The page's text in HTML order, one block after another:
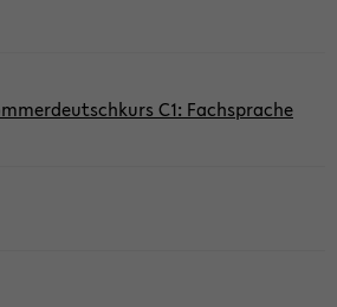
C1: Fachsprache